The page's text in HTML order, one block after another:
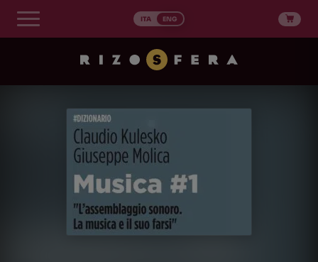
content
ITA ENG